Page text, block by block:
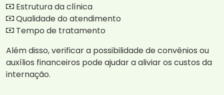
Estrutura da clínica
Qualidade do atendimento
Tempo de tratamento
Além disso, verificar a possibilidade de convênios ou
auxílios financeiros pode ajudar a aliviar os custos da
internação.